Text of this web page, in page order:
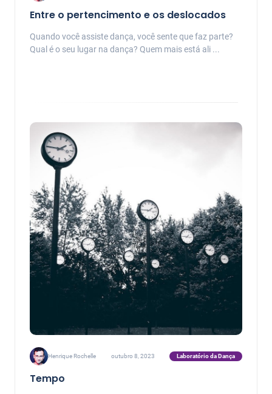
Entre o pertencimento e os deslocados
Quando você assiste dança, você sente que faz parte?
Qual é o seu lugar na dança? Quem mais está ali ...
Henrique Rochelle outubro 8, 2023 Laboratório da Dança
Tempo